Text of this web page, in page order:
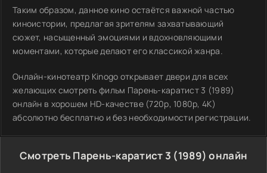
Таким образом, данное кино остаётся важной частью
киноистории, предлагая зрителям захватывающий
сюжет, насыщенный эмоциями и вдохновляющими
моментами, которые делают его классикой жанра.
Онлайн-кинотеатр Kinogo открывает двери для всех
желающих смотреть фильм Парень-каратист 3 (1989)
онлайн в хорошем HD-качестве (720p, 1080p, 4K)
абсолютно бесплатно и без необходимости регистрации.
Смотреть Парень-каратист 3 (1989) онлайн